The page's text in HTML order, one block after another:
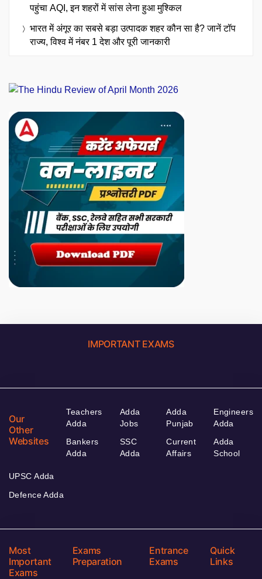
पहुंचा AQI, इन शहरों में सांस लेना हुआ मुश्किल
भारत में अंगूर का सबसे बड़ा उत्पादक शहर कौन सा है? जानें टॉप
राज्य, विश्व में नंबर 1 देश और पूरी जानकारी
IMPORTANT EXAMS
Our
Other
Websites
Teachers
Adda
Bankers
Adda
Adda
Jobs
SSC
Adda
Adda
Punjab
Current
Affairs
Engineers
Adda
Adda
School
UPSC Adda
Defence Adda
Most
Important
Exams
Exams
Preparation
Entrance
Exams
Quick
Links